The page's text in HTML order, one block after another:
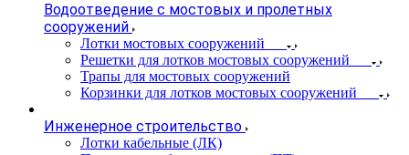
Водоотведение с мостовых и пролетных
сооружений
Лотки мостовых сооружений
Решетки для лотков мостовых сооружений
Трапы для мостовых сооружений
Корзинки для лотков мостовых сооружений
Инженерное строительство
Лотки кабельные (ЛК)